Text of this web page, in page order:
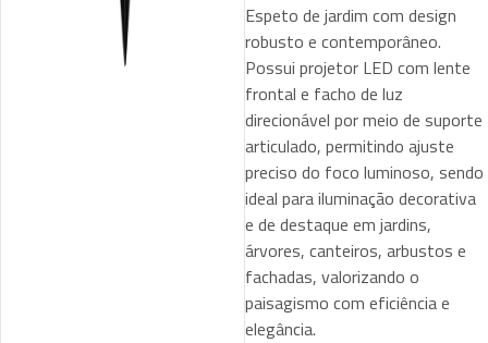
Espeto de jardim com design
robusto e contemporâneo.
Possui projetor LED com lente
frontal e facho de luz
direcionável por meio de suporte
articulado, permitindo ajuste
preciso do foco luminoso, sendo
ideal para iluminação decorativa
e de destaque em jardins,
árvores, canteiros, arbustos e
fachadas, valorizando o
paisagismo com eficiência e
elegância.